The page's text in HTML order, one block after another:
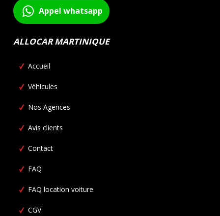
Appel whatsapp
ALLOCAR MARTINIQUE
Accueil
Véhicules
Nos Agences
Avis clients
Contact
FAQ
FAQ location voiture
CGV